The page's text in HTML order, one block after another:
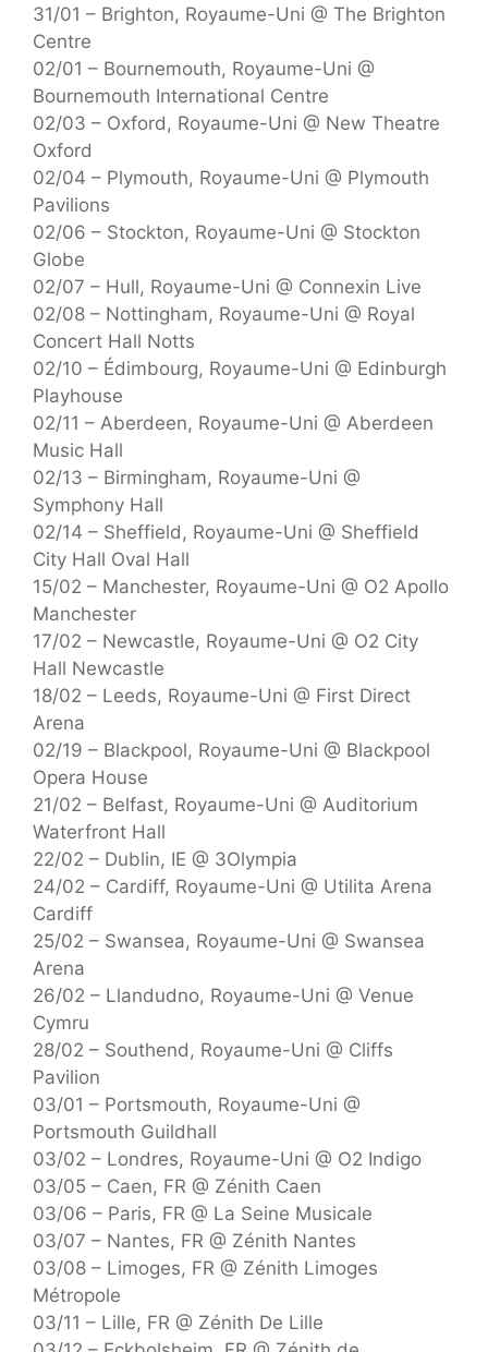
31/01 – Brighton, Royaume-Uni @ The Brighton
Centre
02/01 – Bournemouth, Royaume-Uni @
Bournemouth International Centre
02/03 – Oxford, Royaume-Uni @ New Theatre
Oxford
02/04 – Plymouth, Royaume-Uni @ Plymouth
Pavilions
02/06 – Stockton, Royaume-Uni @ Stockton
Globe
02/07 – Hull, Royaume-Uni @ Connexin Live
02/08 – Nottingham, Royaume-Uni @ Royal
Concert Hall Notts
02/10 – Édimbourg, Royaume-Uni @ Edinburgh
Playhouse
02/11 – Aberdeen, Royaume-Uni @ Aberdeen
Music Hall
02/13 – Birmingham, Royaume-Uni @
Symphony Hall
02/14 – Sheffield, Royaume-Uni @ Sheffield
City Hall Oval Hall
15/02 – Manchester, Royaume-Uni @ O2 Apollo
Manchester
17/02 – Newcastle, Royaume-Uni @ O2 City
Hall Newcastle
18/02 – Leeds, Royaume-Uni @ First Direct
Arena
02/19 – Blackpool, Royaume-Uni @ Blackpool
Opera House
21/02 – Belfast, Royaume-Uni @ Auditorium
Waterfront Hall
22/02 – Dublin, IE @ 3Olympia
24/02 – Cardiff, Royaume-Uni @ Utilita Arena
Cardiff
25/02 – Swansea, Royaume-Uni @ Swansea
Arena
26/02 – Llandudno, Royaume-Uni @ Venue
Cymru
28/02 – Southend, Royaume-Uni @ Cliffs
Pavilion
03/01 – Portsmouth, Royaume-Uni @
Portsmouth Guildhall
03/02 – Londres, Royaume-Uni @ O2 Indigo
03/05 – Caen, FR @ Zénith Caen
03/06 – Paris, FR @ La Seine Musicale
03/07 – Nantes, FR @ Zénith Nantes
03/08 – Limoges, FR @ Zénith Limoges
Métropole
03/11 – Lille, FR @ Zénith De Lille